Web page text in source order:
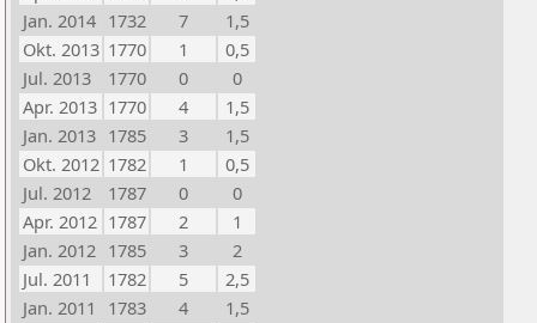
Jan. 2014 1732 7
1,5
Okt. 2013 1770 1
0,5
Jul. 2013
1770 0
0
Apr. 2013 1770 4
1,5
Jan. 2013 1785 3
1,5
Okt. 2012 1782 1
0,5
Jul. 2012
1787 0
0
Apr. 2012 1787 2
1
Jan. 2012 1785 3
2
Jul. 2011
1782 5
2,5
Jan. 2011
1783 4
1,5